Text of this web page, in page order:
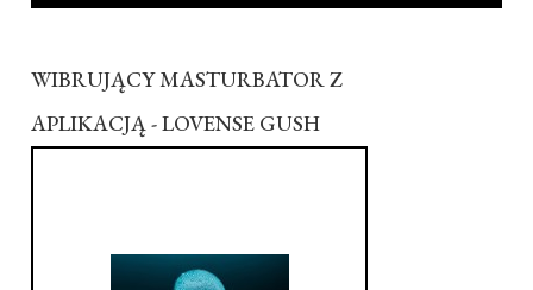
WIBRUJĄCY MASTURBATOR Z
APLIKACJĄ - LOVENSE GUSH